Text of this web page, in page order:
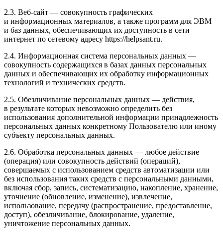
2.3. Веб-сайт — совокупность графических
и информационных материалов, а также программ для ЭВМ
и баз данных, обеспечивающих их доступность в сети
интернет по сетевому адресу https://helpsant.ru.
2.4. Информационная система персональных данных —
совокупность содержащихся в базах данных персональных
данных и обеспечивающих их обработку информационных
технологий и технических средств.
2.5. Обезличивание персональных данных — действия,
в результате которых невозможно определить без
использования дополнительной информации принадлежность
персональных данных конкретному Пользователю или иному
субъекту персональных данных.
2.6. Обработка персональных данных — любое действие
(операция) или совокупность действий (операций),
совершаемых с использованием средств автоматизации или
без использования таких средств с персональными данными,
включая сбор, запись, систематизацию, накопление, хранение,
уточнение (обновление, изменение), извлечение,
использование, передачу (распространение, предоставление,
доступ), обезличивание, блокирование, удаление,
уничтожение персональных данных.